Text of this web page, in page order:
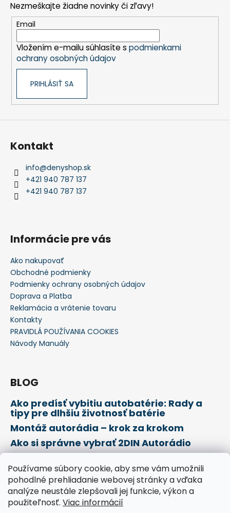
Používame súbory cookie, aby sme vám umožnili
pohodlné prehliadanie webovej stránky a vďaka
analýze neustále zlepšovali jej funkcie, výkon a
použiteľnosť. Viac informácií
Nezmeškajte žiadne novinky či zľavy!
Email
Vložením e-mailu súhlasíte s podmienkami
ochrany osobných údajov
PRIHLÁSIŤ SA
Kontakt
info@denyshop.sk
+421 940 787 137
+421 940 787 137
Informácie pre vás
Ako nakupovať
Obchodné podmienky
Podmienky ochrany osobných údajov
Doprava a Platba
Reklamácia a vrátenie tovaru
Kontakty
PRAVIDLÁ POUŽÍVANIA COOKIES
Návody Manuály
BLOG
Ako predísť vybitiu autobatérie: Rady a
tipy pre dlhšiu životnosť batérie
Montáž autorádia – krok za krokom
Ako si správne vybrať 2DIN Autorádio
Prijímame online platby